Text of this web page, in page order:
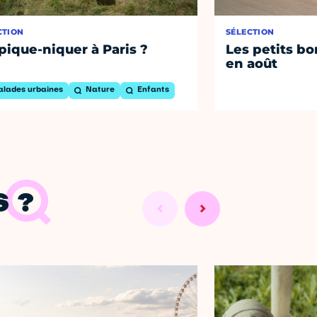
niquer à Paris ?
urbaines Nature Enfants
SÉLECTION
Les petits
en août
?